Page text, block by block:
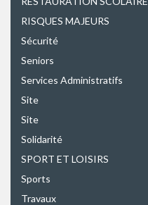
RISQUES MAJEURS
Sécurité
Seniors
Services Administratifs
Site
Site
Solidarité
SPORT ET LOISIRS
Sports
Travaux